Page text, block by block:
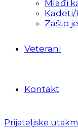
Mlađi
Zašto
Veterani
Kontakt
Prijateljske